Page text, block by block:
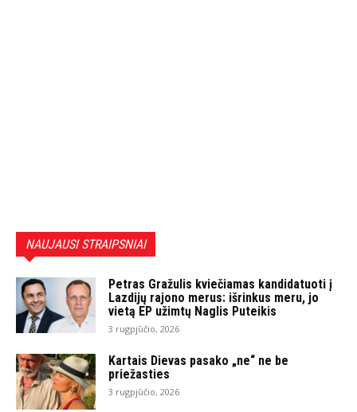
NAUJAUSI STRAIPSNIAI
Petras Gražulis kviečiamas kandidatuoti į
Lazdijų rajono merus: išrinkus meru, jo
vietą EP užimtų Naglis Puteikis
3 rugpjūčio, 2026
Kartais Dievas pasako „ne“ ne be
priežasties
3 rugpjūčio, 2026